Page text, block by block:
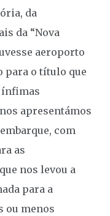
da
da “Nova
aeroporto
para o título que
ínfimas
apresentámos
com
as
nos levou a
para a
ou menos